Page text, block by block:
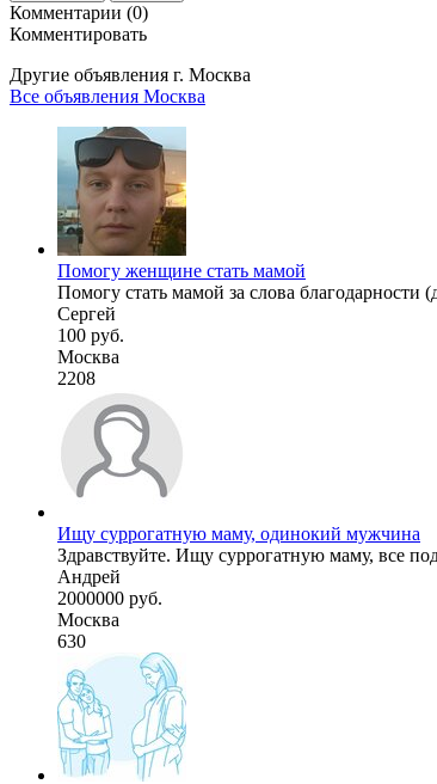
Комментарии (0)
Комментировать
Другие объявления г. Москва
Все объявления Москва
Помогу женщине стать мамой
Помогу стать мамой за слова благодарности
Сергей
100 руб.
Москва
2208
Ищу суррогатную маму, одинокий мужчина
Здравствуйте. Ищу суррогатную маму, все
Андрей
2000000 руб.
Москва
630